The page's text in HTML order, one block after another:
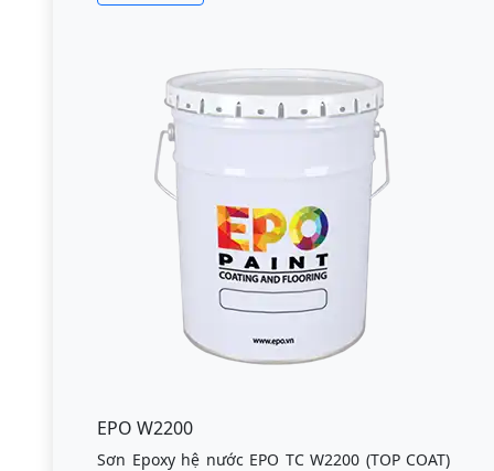
EPO W2200
Sơn Epoxy hệ nước EPO TC W2200 (TOP COAT)